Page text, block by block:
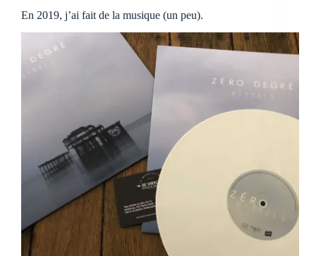
En 2019, j’ai fait de la musique (un peu).